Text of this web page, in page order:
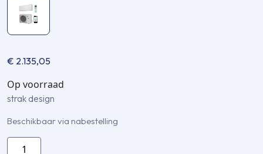
€ 2.135,05
Op voorraad
strak design
Beschikbaar via nabestelling
Daikin